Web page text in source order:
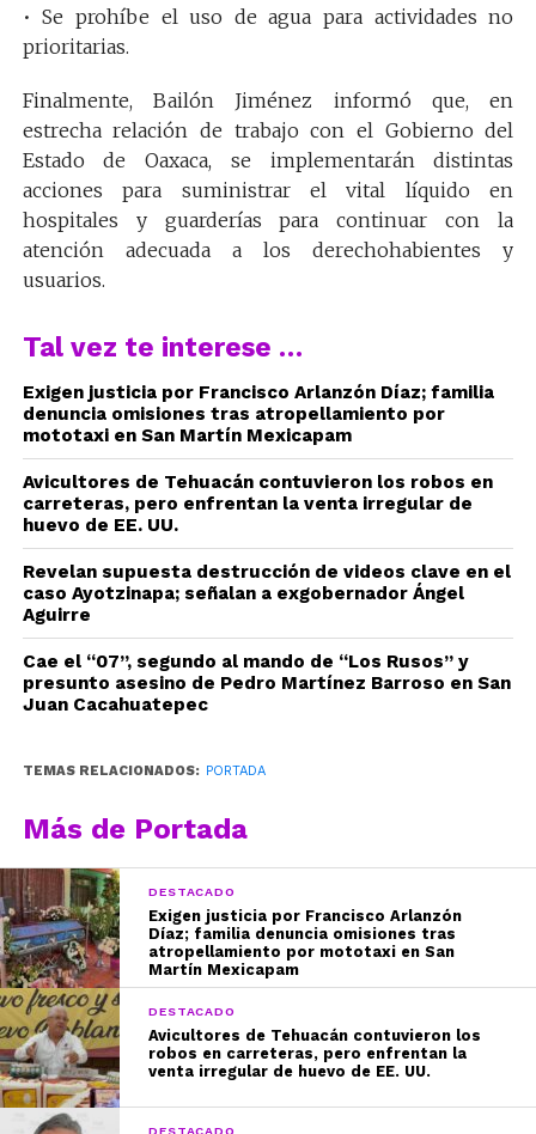
• Se prohíbe el uso de agua para actividades no
prioritarias.
Finalmente, Bailón Jiménez informó que, en
estrecha relación de trabajo con el Gobierno del
Estado de Oaxaca, se implementarán distintas
acciones para suministrar el vital líquido en
hospitales y guarderías para continuar con la
atención adecuada a los derechohabientes y
usuarios.
Tal vez te interese …
Exigen justicia por Francisco Arlanzón Díaz; familia
denuncia omisiones tras atropellamiento por
mototaxi en San Martín Mexicapam
Avicultores de Tehuacán contuvieron los robos en
carreteras, pero enfrentan la venta irregular de
huevo de EE. UU.
Revelan supuesta destrucción de videos clave en el
caso Ayotzinapa; señalan a exgobernador Ángel
Aguirre
Cae el “07”, segundo al mando de “Los Rusos” y
presunto asesino de Pedro Martínez Barroso en San
Juan Cacahuatepec
TEMAS RELACIONADOS: PORTADA
Más de Portada
DESTACADO
Exigen justicia por Francisco Arlanzón
Díaz; familia denuncia omisiones tras
atropellamiento por mototaxi en San
Martín Mexicapam
DESTACADO
Avicultores de Tehuacán contuvieron los
robos en carreteras, pero enfrentan la
venta irregular de huevo de EE. UU.